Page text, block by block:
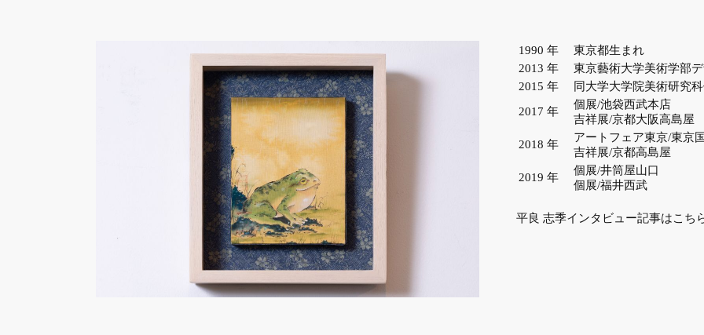
1990 年
東京都生まれ
2013 年
東京藝術大学美術学部
2015 年
同大学大学院美術研究
2017 年
個展/池袋西武本店
吉祥展/京都大阪高島屋
2018 年
アートフェア東京/東京
吉祥展/京都高島屋
2019 年
個展/井筒屋山口
個展/福井西武
平良 志季インタビュー記事はこち